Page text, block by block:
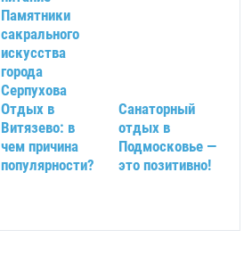
Памятники
сакрального
искусства
города
Серпухова
Отдых в
Витязево: в
чем причина
популярности?
Санаторный
отдых в
Подмосковье —
это позитивно!